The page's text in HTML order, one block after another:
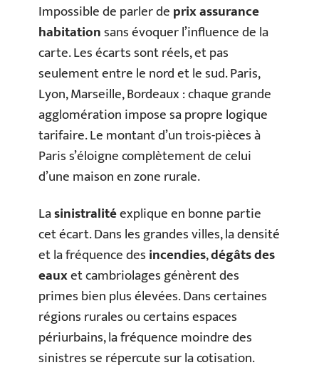
Impossible de parler deprix assurance
habitationsans évoquer l’influence de la
carte. Les écarts sont réels, et pas
seulement entre le nord et le sud. Paris,
Lyon, Marseille, Bordeaux : chaque grande
agglomération impose sa propre logique
tarifaire. Le montant d’un trois-pièces à
Paris s’éloigne complètement de celui
d’une maison en zone rurale.
Lasinistralitéexplique en bonne partie
cet écart. Dans les grandes villes, la densité
et la fréquence desincendies,dégâts des
eauxet cambriolages génèrent des
primes bien plus élevées. Dans certaines
régions rurales ou certains espaces
périurbains, la fréquence moindre des
sinistres se répercute sur la cotisation.